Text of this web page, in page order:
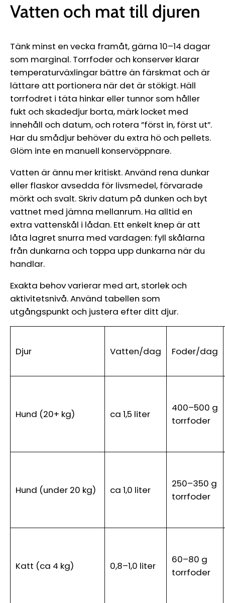
Vatten och mat till djuren
Tänk minst en vecka framåt, gärna 10–14 dagar
som marginal. Torrfoder och konserver klarar
temperaturväxlingar bättre än färskmat och är
lättare att portionera när det är stökigt. Häll
torrfodret i täta hinkar eller tunnor som håller
fukt och skadedjur borta, märk locket med
innehåll och datum, och rotera ”först in, först ut”.
Har du smådjur behöver du extra hö och pellets.
Glöm inte en manuell konservöppnare.
Vatten är ännu mer kritiskt. Använd rena dunkar
eller flaskor avsedda för livsmedel, förvarade
mörkt och svalt. Skriv datum på dunken och byt
vattnet med jämna mellanrum. Ha alltid en
extra vattenskål i lådan. Ett enkelt knep är att
låta lagret snurra med vardagen: fyll skålarna
från dunkarna och toppa upp dunkarna när du
handlar.
Exakta behov varierar med art, storlek och
aktivitetsnivå. Använd tabellen som
utgångspunkt och justera efter ditt djur.
Djur Vatten/dag Foder/dag
Hund (20+ kg) ca 1,5 liter
400–500 g
torrfoder
Hund (under 20 kg) ca 1,0 liter
250–350 g
torrfoder
Katt (ca 4 kg) 0,8–1,0 liter
60–80 g
torrfoder